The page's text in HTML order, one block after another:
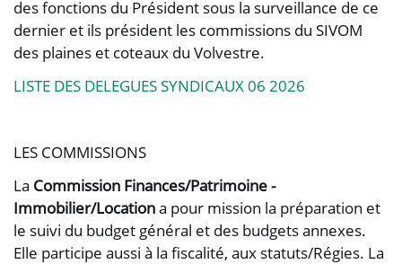
des fonctions du Président sous la surveillance de ce
dernier et ils président les commissions du SIVOM
des plaines et coteaux du Volvestre.
LISTE DES DELEGUES SYNDICAUX 06 2026
LES COMMISSIONS
La Commission Finances/Patrimoine -
Immobilier/Locationa pour mission la préparation et
le suivi du budget général et des budgets annexes.
Elle participe aussi à la fiscalité, aux statuts/Régies. La